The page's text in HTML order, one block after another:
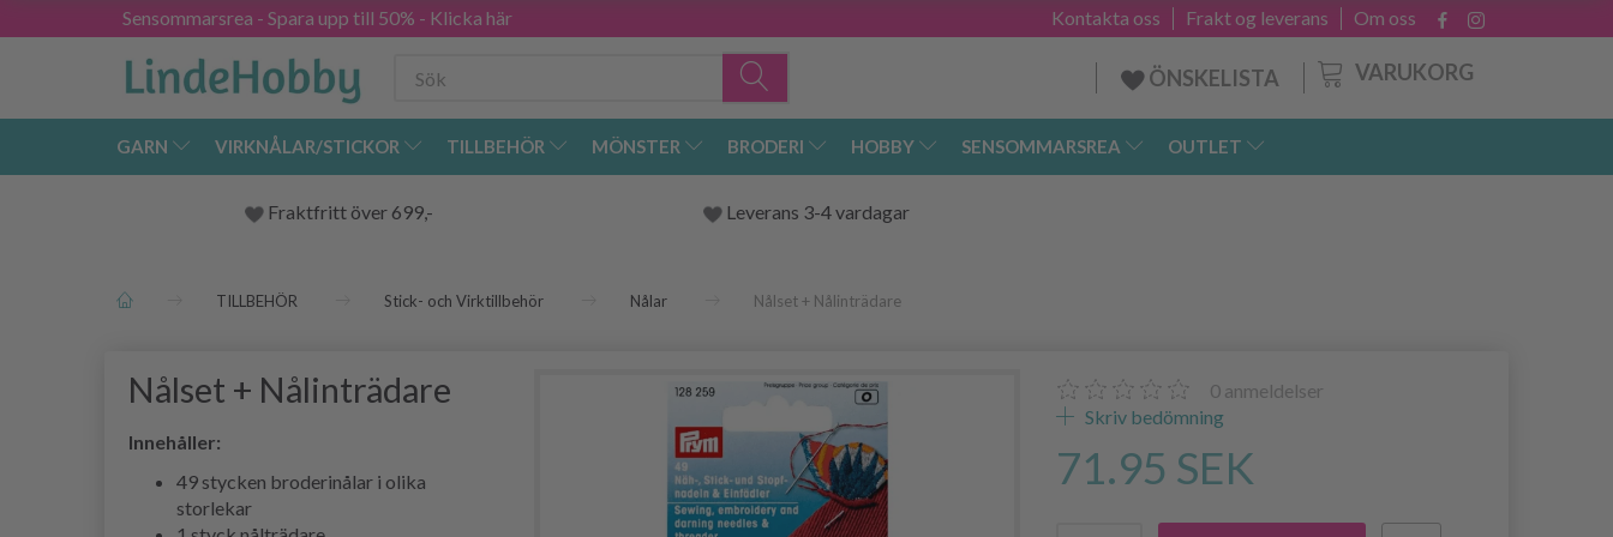
Sensommarsrea - Spara upp till 50% - Klicka här Om oss
Frakt og leverans
Kontakta oss
VARUKORG
ÖNSKELISTA
GARN VIRKNÅLAR/STICKOR TILLBEHÖR MÖNSTER BRODERI HOBBY SENSOMMARSREA OUTLET
Fraktfritt över 699,- Leverans 3-4 vardagar
TILLBEHÖR Stick- och Virktillbehör Nålar Nålset + Nålinträdare
Nålset + Nålinträdare
Innehåller:
49 stycken broderinålar i olika
storlekar
0 anmeldelser
Skriv bedömning
71.95 SEK